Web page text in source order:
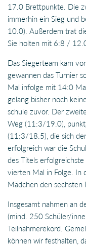
17.0 Brettpunkte. Die
immerhin ein Sieg und
10.0). Außerdem trat
Sie holten mit 6:8 /
Das Siegerteam kam
gewannen das Turnier
Mal infolge mit 14:0
gelang bisher noch
schule zuvor. Der
Weg (11:3/19.0),
(11:3/18.5), die sich
erfolgreich war die
des Titels
vierten Mal in Folge. In
Mädchen den
Insgesamt nahmen an
(mind. 250 Schüler/
Teilnahmerekord.
können wir festhalten,